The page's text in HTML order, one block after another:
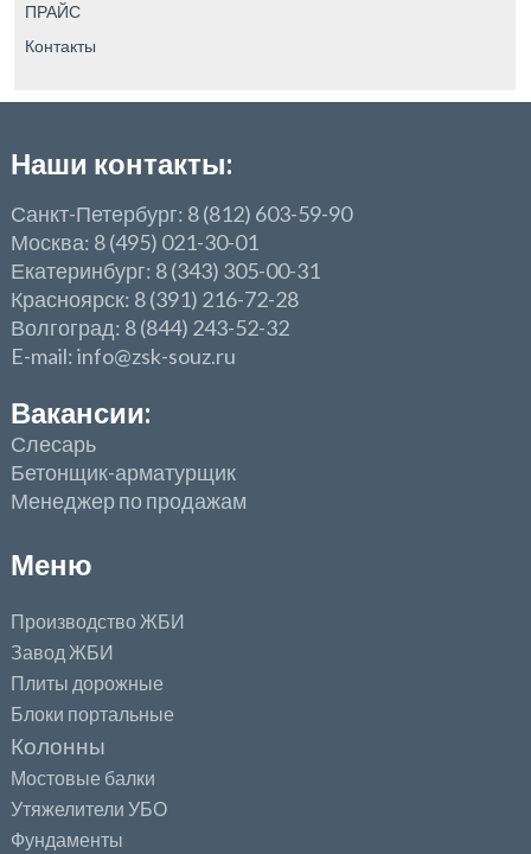
ПРАЙС
Контакты
Наши контакты:
Санкт-Петербург: 8 (812) 603-59-90
Москва: 8 (495) 021-30-01
Екатеринбург: 8 (343) 305-00-31
Красноярск: 8 (391) 216-72-28
Волгоград: 8 (844) 243-52-32
E-mail: info@zsk-souz.ru
Вакансии:
Слесарь
Бетонщик-арматурщик
Менеджер по продажам
Меню
Производство ЖБИ
Завод ЖБИ
Плиты дорожные
Блоки портальные
Колонны
Мостовые балки
Утяжелители УБО
Фундаменты